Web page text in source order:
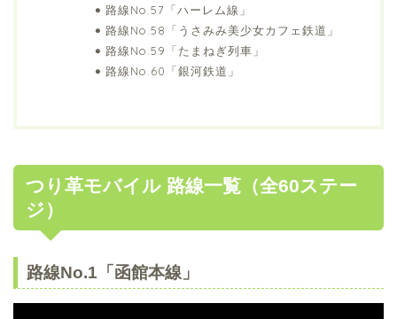
路線No.57「ハーレム線」
路線No.58「うさみみ美少女カフェ鉄道」
路線No.59「たまねぎ列車」
路線No.60「銀河鉄道」
つり革モバイル 路線一覧（全60ステー
ジ）
路線No.1「函館本線」